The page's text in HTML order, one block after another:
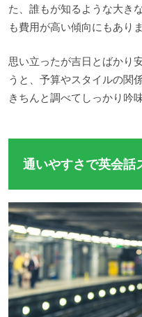
た、誰もが知るような大き
も費用が高い傾向にもありま
思い立ったが吉日とばかり
うと、予算やスタイルの関
きちんと調べてしっかり吟
通いやすさで英会話